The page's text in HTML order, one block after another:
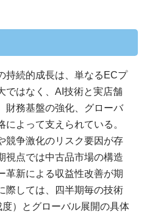
持続的成長は、単なるECプ
ではなく、AI技術と実店舗
財務基盤の強化、グローバ
によって支えられている。
競争激化のリスク要因が存
視点では中古品市場の構造
革新による収益性改善が期
際しては、四半期毎の技術
）とグローバル展開の具体